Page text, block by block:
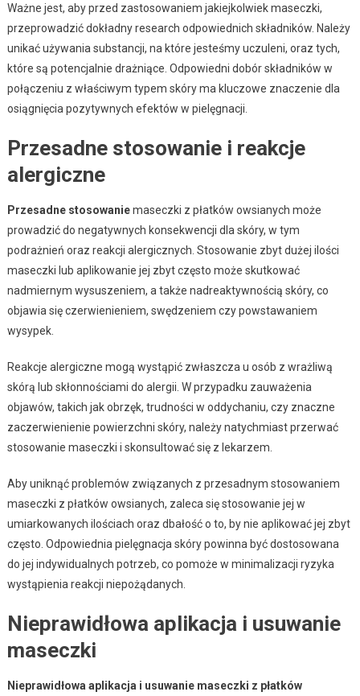
Ważne jest, aby przed zastosowaniem jakiejkolwiek maseczki,
przeprowadzić dokładny research odpowiednich składników. Należy
unikać używania substancji, na które jesteśmy uczuleni, oraz tych,
które są potencjalnie drażniące. Odpowiedni dobór składników w
połączeniu z właściwym typem skóry ma kluczowe znaczenie dla
osiągnięcia pozytywnych efektów w pielęgnacji.
Przesadne stosowanie i reakcje
alergiczne
Przesadne stosowaniemaseczki z płatków owsianych może
prowadzić do negatywnych konsekwencji dla skóry, w tym
podrażnień oraz reakcji alergicznych. Stosowanie zbyt dużej ilości
maseczki lub aplikowanie jej zbyt często może skutkować
nadmiernym wysuszeniem, a także nadreaktywnością skóry, co
objawia się czerwienieniem, swędzeniem czy powstawaniem
wysypek.
Reakcje alergiczne mogą wystąpić zwłaszcza u osób z wrażliwą
skórą lub skłonnościami do alergii. W przypadku zauważenia
objawów, takich jak obrzęk, trudności w oddychaniu, czy znaczne
zaczerwienienie powierzchni skóry, należy natychmiast przerwać
stosowanie maseczki i skonsultować się z lekarzem.
Aby uniknąć problemów związanych z przesadnym stosowaniem
maseczki z płatków owsianych, zaleca się stosowanie jej w
umiarkowanych ilościach oraz dbałość o to, by nie aplikować jej zbyt
często. Odpowiednia pielęgnacja skóry powinna być dostosowana
do jej indywidualnych potrzeb, co pomoże w minimalizacji ryzyka
wystąpienia reakcji niepożądanych.
Nieprawidłowa aplikacja i usuwanie
maseczki
Nieprawidłowa aplikacja i usuwanie maseczki z płatków